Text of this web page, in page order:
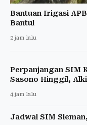
Bantuan Irigasi
Bantul
2 jam lalu
Perpanjangan SIM
Sasono Hinggil,
4 jam lalu
Jadwal SIM